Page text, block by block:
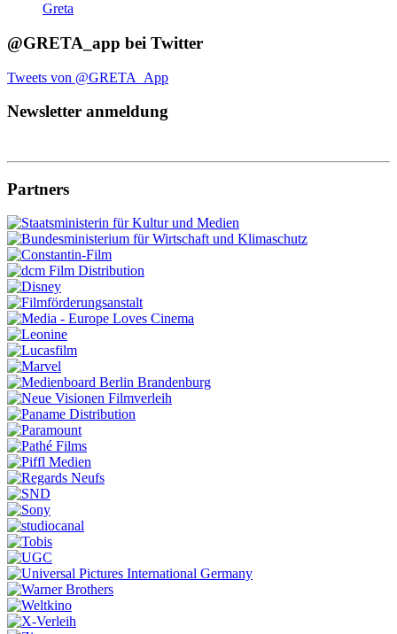
Greta
@GRETA_app bei Twitter
Tweets von @GRETA_App
Newsletter anmeldung
Partners